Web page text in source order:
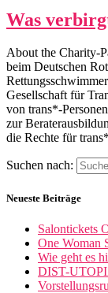
Was
About the Charity-
beim Deutschen
Gesellschaft für
von trans*-
zur
die Rechte für
Suchen nach:
Neueste Beiträge
Salontickets
One Woman
Wie geht es
DIST-